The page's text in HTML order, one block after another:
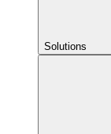
Solutions